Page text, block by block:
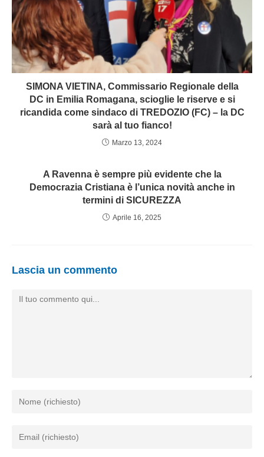
SIMONA VIETINA, Commissario Regionale della
DC in Emilia Romagana, scioglie le riserve e si
ricandida come sindaco di TREDOZIO (FC) – la DC
sarà al tuo fianco!
Marzo 13, 2024
A Ravenna è sempre più evidente che la
Democrazia Cristiana è l’unica novità anche in
termini di SICUREZZA
Aprile 16, 2025
Lascia un commento